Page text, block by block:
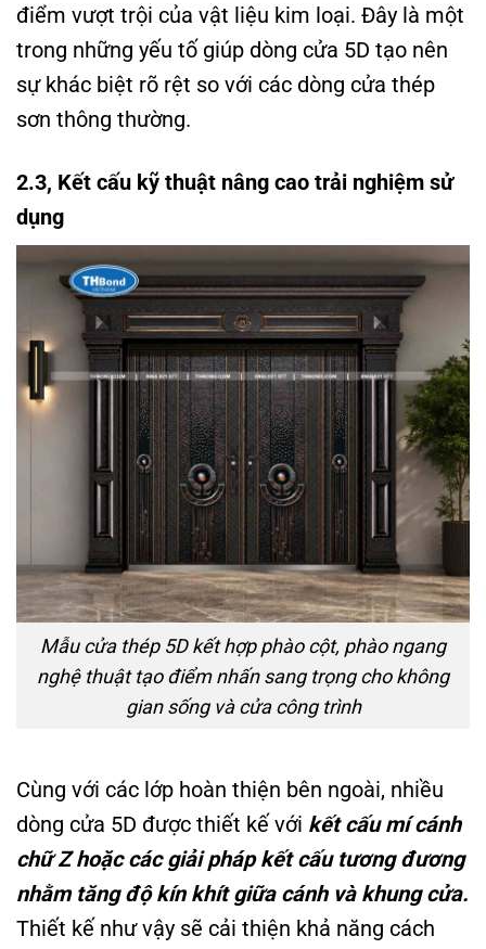
điểm vượt trội của vật liệu kim loại. Đây là một
trong những yếu tố giúp dòng cửa 5D tạo nên
sự khác biệt rõ rệt so với các dòng cửa thép
sơn thông thường.
2.3, Kết cấu kỹ thuật nâng cao trải nghiệm sử
dụng
Mẫu cửa thép 5D kết hợp phào cột, phào ngang
nghệ thuật tạo điểm nhấn sang trọng cho không
gian sống và cửa công trình
Cùng với các lớp hoàn thiện bên ngoài, nhiều
dòng cửa 5D được thiết kế với kết cấu mí cánh
chữ Z hoặc các giải pháp kết cấu tương đương
nhằm tăng độ kín khít giữa cánh và khung cửa.
Thiết kế như vậy sẽ cải thiện khả năng cách